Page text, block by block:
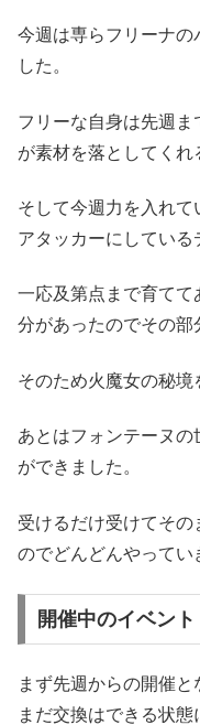
今週は専らフリーナの
した。
フリーな自身は先週
が素材を落としてくれ
そして今週力を入れ
アタッカーにしている
一応及第点まで育て
分があったのでその部
そのため火魔女の秘境
あとはフォンテーヌの
ができました。
受けるだけ受けてそ
のでどんどんやってい
開催中のイベント
まず先週からの開催
まだ交換はできる状態